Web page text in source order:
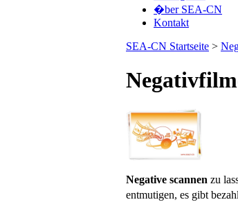
�ber SEA-CN
Kontakt
SEA-CN Startseite >
Negative scannen zu
entmutigen, es gibt